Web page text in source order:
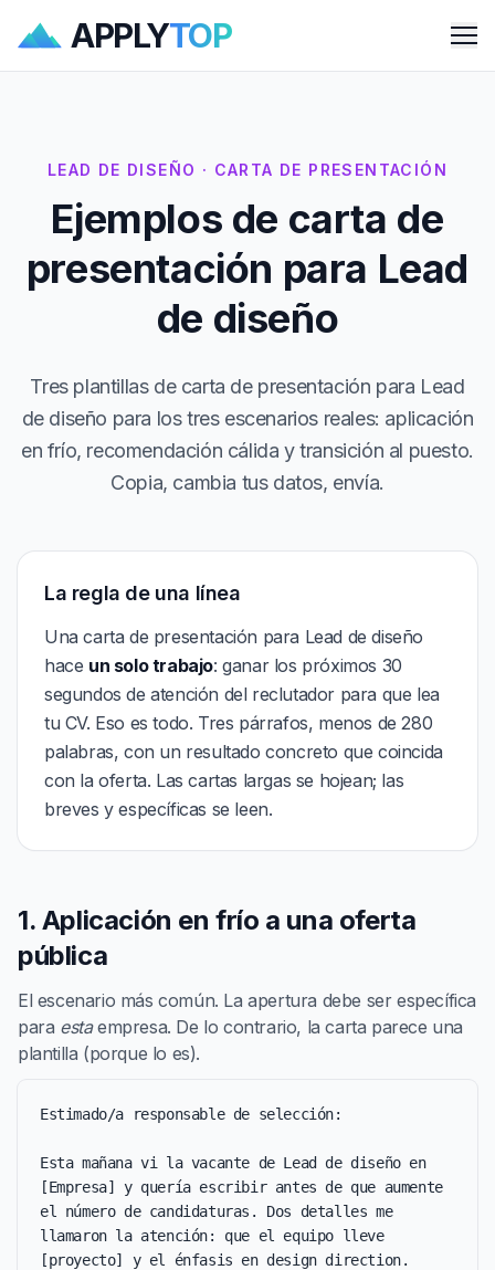
APPLYTOP
LEAD DE DISEÑO · CARTA DE PRESENTACIÓN
Ejemplos de carta de
presentación para Lead
de diseño
Tres plantillas de carta de presentación para Lead
de diseño para los tres escenarios reales: aplicación
en frío, recomendación cálida y transición al puesto.
Copia, cambia tus datos, envía.
La regla de una línea
Una carta de presentación para Lead de diseño
hace un solo trabajo: ganar los próximos 30
segundos de atención del reclutador para que lea
tu CV. Eso es todo. Tres párrafos, menos de 280
palabras, con un resultado concreto que coincida
con la oferta. Las cartas largas se hojean; las
breves y específicas se leen.
1. Aplicación en frío a una oferta
pública
El escenario más común. La apertura debe ser específica
para estaempresa. De lo contrario, la carta parece una
plantilla (porque lo es).
Estimado/a responsable de selección:
Esta mañana vi la vacante de Lead de diseño en
[Empresa] y quería escribir antes de que aumente
el número de candidaturas. Dos detalles me
llamaron la atención: que el equipo lleve
[proyecto] y el énfasis en design direction.